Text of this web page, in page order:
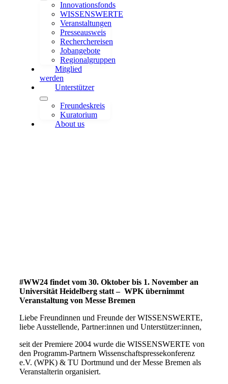
Innovationsfonds
WISSENSWERTE
Veranstaltungen
Presseausweis
Recherchereisen
Jobangebote
Regionalgruppen
Mitglied
werden
Unterstützer
Freundeskreis
Kuratorium
About us
#WW24 findet vom 30. Oktober bis 1. November an
Universität Heidelberg statt – WPK übernimmt
Veranstaltung von Messe Bremen
Liebe Freundinnen und Freunde der WISSENSWERTE,
liebe Ausstellende, Partner:innen und Unterstützer:innen,
seit der Premiere 2004 wurde die WISSENSWERTE von
den Programm-Partnern Wissenschaftspressekonferenz
e.V. (WPK) & TU Dortmund und der Messe Bremen als
Veranstalterin organisiert.